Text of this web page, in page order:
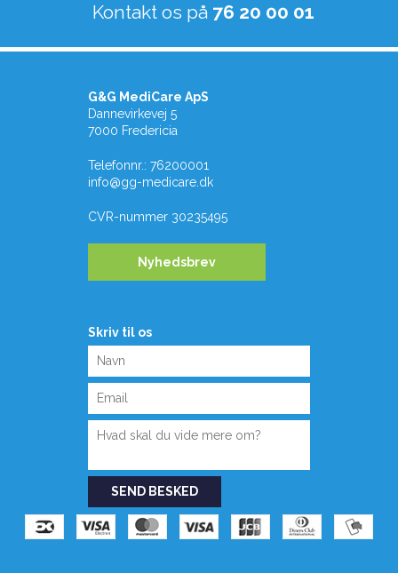
Kontakt os på 76 20 00 01
G&G MediCare ApS
Dannevirkevej 5
7000 Fredericia
Telefonnr.: 76200001
info@gg-medicare.dk
CVR-nummer 30235495
Nyhedsbrev
Skriv til os